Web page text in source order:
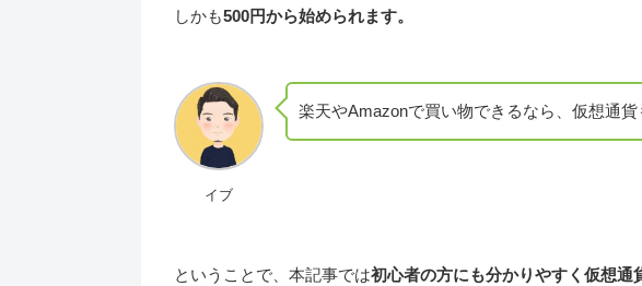
しかも500円から始められます。
イブ
楽天やAmazonで買い物できるなら、仮想通貨
ということで、本記事では初心者の方にも分かりやすく仮想通